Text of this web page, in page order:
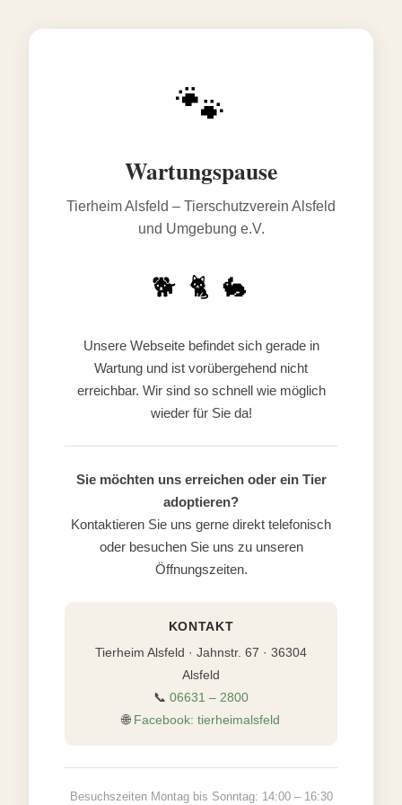
🐾
Wartungspause
Tierheim Alsfeld – Tierschutzverein Alsfeld
und Umgebung e.V.
🐕 🐈 🐇
Unsere Webseite befindet sich gerade in
Wartung und ist vorübergehend nicht
erreichbar. Wir sind so schnell wie möglich
wieder für Sie da!
Sie möchten uns erreichen oder ein Tier
adoptieren?
Kontaktieren Sie uns gerne direkt telefonisch
oder besuchen Sie uns zu unseren
Öffnungszeiten.
KONTAKT
Tierheim Alsfeld · Jahnstr. 67 · 36304
Alsfeld
📞 06631 – 2800
🌐 Facebook: tierheimalsfeld
Besuchszeiten Montag bis Sonntag: 14:00 – 16:30